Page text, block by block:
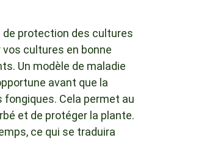
de protection des cultures
cultures en bonne
Un modèle de maladie
avant que la
Cela permet au
et de protéger la plante.
ce qui se traduira